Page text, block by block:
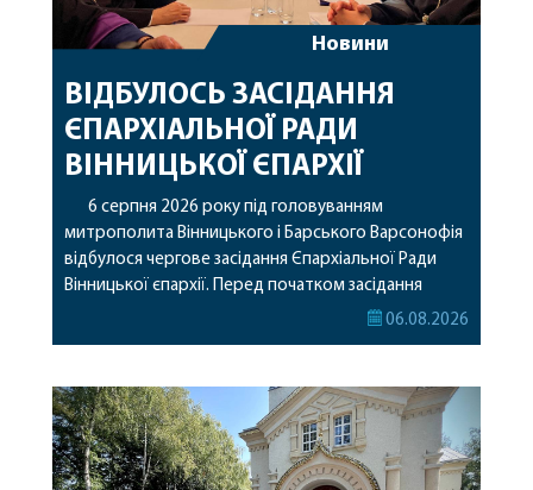
Новини
ВІДБУЛОСЬ ЗАСІДАННЯ
ЄПАРХІАЛЬНОЇ РАДИ
ВІННИЦЬКОЇ ЄПАРХІЇ
6 серпня 2026 року під головуванням
митрополита Вінницького і Барського Варсонофія
відбулося чергове засідання Єпархіальної Ради
Вінницької єпархії. Перед початком засідання
секретар Єпархіальної Ради від імені членів Ради
побажавши йому міцного здоров’я, Божої
допомоги, миру, духовної радості та
благословенних успіхів у подальшому
архіпастирському служінні. […]
06.08.2026